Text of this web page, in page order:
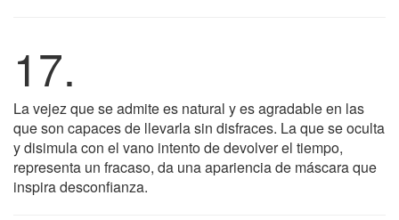
17.
La vejez que se admite es natural y es agradable en las
que son capaces de llevarla sin disfraces. La que se oculta
y disimula con el vano intento de devolver el tiempo,
representa un fracaso, da una apariencia de máscara que
inspira desconfianza.